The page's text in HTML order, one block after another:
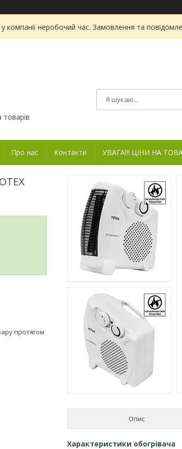
компанії неробочий час. Замовлення та
товарів
Про нас Контакти УВАГА!!! ЦІНИ НА
Опис
Характеристики обогрівача
протягом